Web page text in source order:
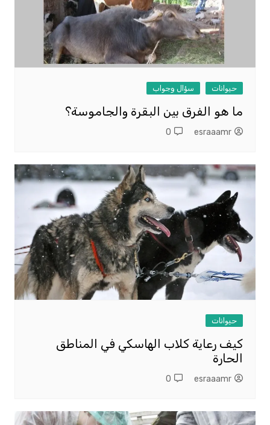
حيوانات سؤال وجواب
ما هو الفرق بين البقرة والجاموسة؟
esraaamr
0
حيوانات
كيف رعاية كلاب الهاسكي في المناطق
الحارة
esraaamr
0